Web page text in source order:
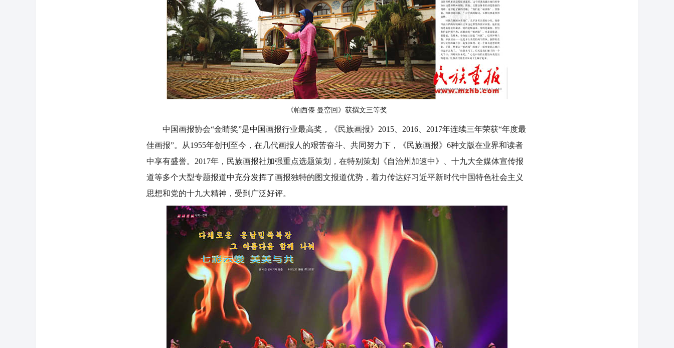
《帕西傣 曼峦回》获撰文三等奖
中国画报协会“金睛奖”是中国画报行业最高奖，《民族画报》2015、2016、2017年连续三年荣获“年度最
佳画报”。从1955年创刊至今，在几代画报人的艰苦奋斗、共同努力下，《民族画报》6种文版在业界和读者
中享有盛誉。2017年，民族画报社加强重点选题策划，在特别策划《自治州加速中》、十九大全媒体宣传报
道等多个大型专题报道中充分发挥了画报独特的图文报道优势，着力传达好习近平新时代中国特色社会主义
思想和党的十九大精神，受到广泛好评。